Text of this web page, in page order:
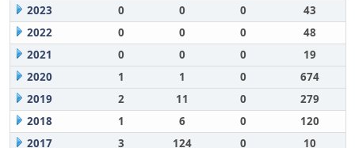
2023
0 0 0
43
2022
0 0 0
48
2021
0 0 0
19
2020
1 1 0
674
2019
2 11 0
279
2018
1 6 0
120
2017
3 124 0 10